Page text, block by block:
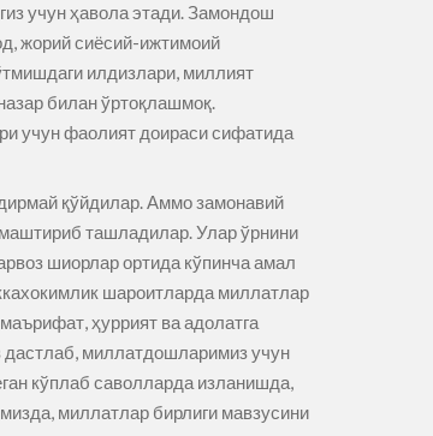
учун ҳавола этади. Замондош
жорий сиёсий-ижтимоий
илдизлари, миллият
билан ўртоқлашмоқ.
учун фаолият доираси сифатида
қўйдилар. Аммо замонавий
ташладилар. Улар ўрнини
шиорлар ортида кўпинча амал
шароитларда миллатлар
ҳуррият ва адолатга
миллатдошларимиз учун
кўплаб саволларда изланишда,
миллатлар бирлиги мавзусини